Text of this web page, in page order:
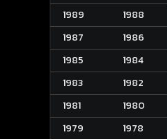
1989
1988
1987
1986
1985
1984
1983
1982
1981
1980
1979
1978